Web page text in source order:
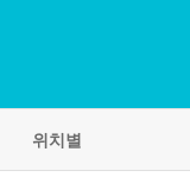
위치별